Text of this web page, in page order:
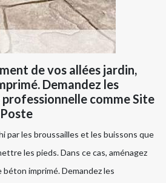
de vos allées jardin,
Demandez les
comme Site
par les broussailles et les buissons que
les pieds. Dans ce cas, aménagez
imprimé. Demandez les